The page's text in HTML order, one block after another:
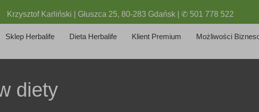
Krzysztof Karliński | Głuszca 25, 80-283 Gdańsk | ✆ 501 778 522
Sklep Herbalife Dieta Herbalife Klient Premium Możliwości
diety